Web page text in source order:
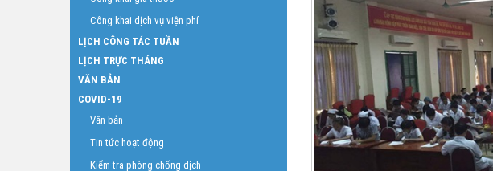
Công khai dịch vụ viện phí
LỊCH CÔNG TÁC TUẦN
LỊCH TRỰC THÁNG
VĂN BẢN
COVID-19
Văn bản
Tin tức hoạt động
Kiểm tra phòng chống dịch